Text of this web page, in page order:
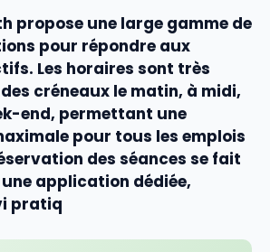
propose une large gamme de
pour répondre aux
Les horaires sont très
créneaux le matin, à midi,
end, permettant une
pour tous les emplois
des séances se fait
application dédiée,
pratiq